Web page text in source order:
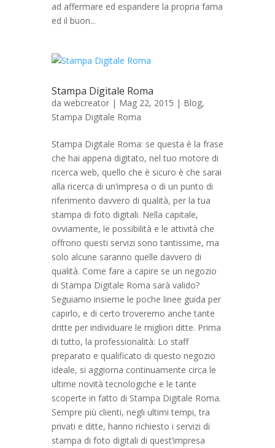
ad affermare ed espandere la propria fama
ed il buon...
Stampa Digitale Roma
da webcreator | Mag 22, 2015 | Blog,
Stampa Digitale Roma
Stampa Digitale Roma: se questa è la frase
che hai appena digitato, nel tuo motore di
ricerca web, quello che è sicuro è che sarai
alla ricerca di un’impresa o di un punto di
riferimento davvero di qualità, per la tua
stampa di foto digitali. Nella capitale,
ovviamente, le possibilità e le attività che
offrono questi servizi sono tantissime, ma
solo alcune saranno quelle davvero di
qualità. Come fare a capire se un negozio
di Stampa Digitale Roma sarà valido?
Seguiamo insieme le poche linee guida per
capirlo, e di certo troveremo anche tante
dritte per individuare le migliori ditte. Prima
di tutto, la professionalità: Lo staff
preparato e qualificato di questo negozio
ideale, si aggiorna continuamente circa le
ultime novità tecnologiche e le tante
scoperte in fatto di Stampa Digitale Roma.
Sempre più clienti, negli ultimi tempi, tra
privati e ditte, hanno richiesto i servizi di
stampa di foto digitali di quest’impresa